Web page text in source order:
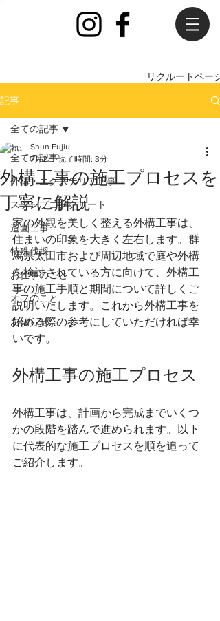
​リクルートページ
記事
全ての記事
外構・エクステリア工事
スタンプコンクリート
造園工事
特殊伐採
お仕事のこと
オフのこと
お知らせ
全ての記事
外構工事の施工プロセスを
丁寧に解説
Shun Fujiu
7月2日 読了時間: 3分
家の外観を美しく整える外構工事は、
住まいの印象を大きく左右します。群
馬県太田市および周辺地域で庭や外構
を検討されている方に向けて、外構工
事の施工手順と期間について詳しくご
説明いたします。これから外構工事を
始める際の参考にしていただければ幸
いです。
外構工事の施工プロセス
外構工事は、計画から完成までいくつ
かの段階を踏んで進められます。以下
に代表的な施工プロセスを順を追って
ご紹介します。